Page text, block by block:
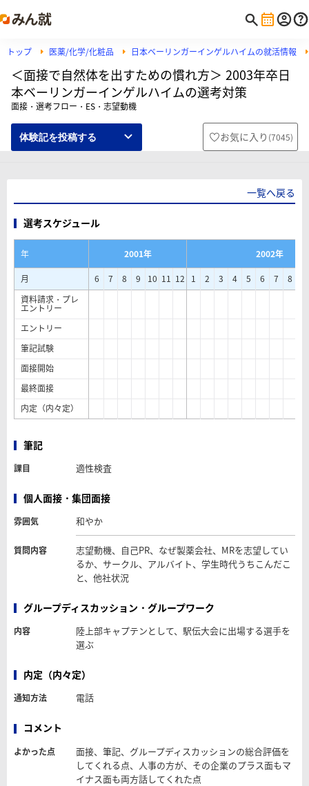
トップ 医薬/化学/化粧品 日本ベーリンガーインゲルハイムの就活情報
＜面接で自然体を出すための慣れ方＞ 2003年卒日
本ベーリンガーインゲルハイムの選考対策
面接・選考フロー・ES・志望動機
体験記を投稿する お気に入り (7045)
一覧へ戻る
選考スケジュール
年 2001年
2002年
月
6 7 8 9 10 11 12 1 2 3 4 5 6 7 8
資料請求・プレ
エントリー
エントリー
筆記試験
面接開始
最終面接
内定（内々定）
筆記
課目 適性検査
個人面接・集団面接
雰囲気 和やか
質問内容
志望動機、自己PR、なぜ製薬会社、MRを志望してい
るか、サークル、アルバイト、学生時代うちこんだこ
と、他社状況
グループディスカッション・グループワーク
内容
陸上部キャプテンとして、駅伝大会に出場する選手を
選ぶ
内定（内々定）
通知方法 電話
コメント
よかった点
面接、筆記、グループディスカッションの総合評価を
してくれる点、人事の方が、その企業のプラス面もマ
イナス面も両方話してくれた点